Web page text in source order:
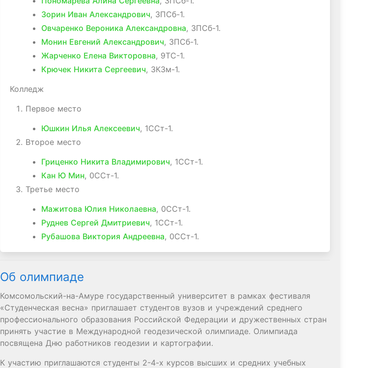
Зорин Иван Александрович, 3ПСб-1.
Овчаренко Вероника Александровна, 3ПСб-1.
Монин Евгений Александрович, 3ПСб-1.
Жарченко Елена Викторовна, 9ТС-1.
Крючек Никита Сергеевич, 3КЗм-1.
Колледж
Первое место
Юшкин Илья Алексеевич, 1ССт-1.
Второе место
Гриценко Никита Владимирович, 1ССт-1.
Кан Ю Мин, 0ССт-1.
Третье место
Мажитова Юлия Николаевна, 0ССт-1.
Руднев Сергей Дмитриевич, 1ССт-1.
Рубашова Виктория Андреевна, 0ССт-1.
Об олимпиаде
Комсомольский-на-Амуре государственный университет в рамках фестиваля
«Студенческая весна» приглашает студентов вузов и учреждений среднего
профессионального образования Российской Федерации и дружественных стран
принять участие в Международной геодезической олимпиаде. Олимпиада
посвящена Дню работников геодезии и картографии.
К участию приглашаются студенты 2-4-х курсов высших и средних учебных